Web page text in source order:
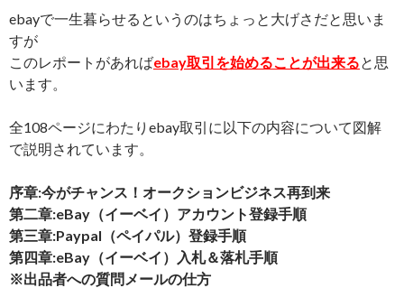
ebayで一生暮らせるというのはちょっと大げさだと思いま
すが
このレポートがあればebay取引を始めることが出来ると思
います。
全108ページにわたりebay取引に以下の内容について図解
で説明されています。
序章:今がチャンス！オークションビジネス再到来
第二章:eBay（イーベイ）アカウント登録手順
第三章:Paypal（ペイパル）登録手順
第四章:eBay（イーベイ）入札＆落札手順
※出品者への質問メールの仕方